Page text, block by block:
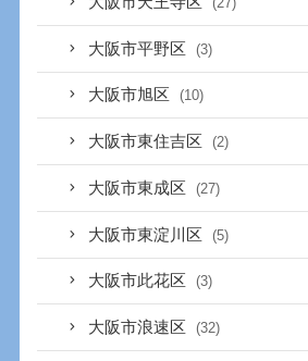
大阪市平野区 (3)
大阪市旭区 (10)
大阪市東住吉区 (2)
大阪市東成区 (27)
大阪市東淀川区 (5)
大阪市此花区 (3)
大阪市浪速区 (32)